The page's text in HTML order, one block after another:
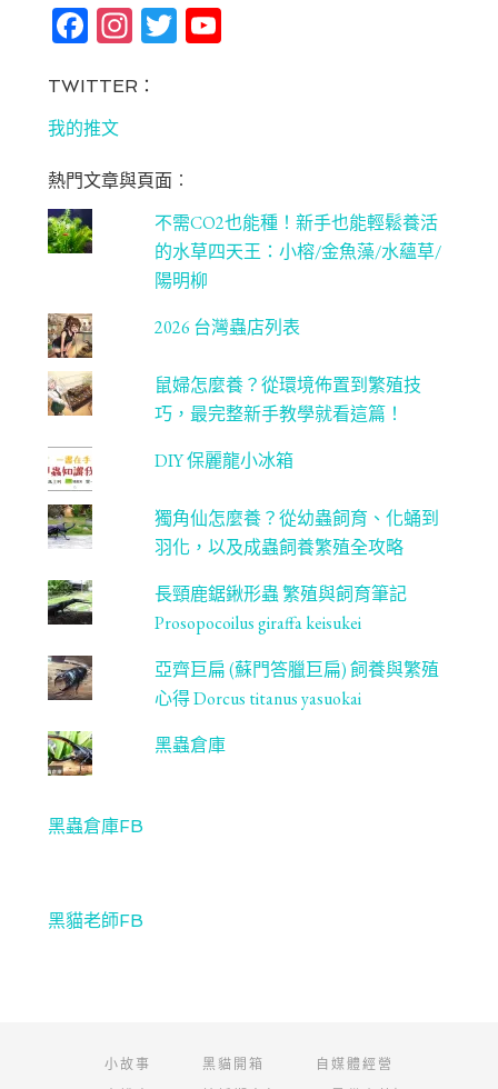
Fa
bo
ok
In
ag
m
T Yo
C
ha
n
ne
l
TWITTER：
我的推文
熱門文章與頁面︰
不需CO2也能種！新手也能輕鬆養活
的水草四天王：小榕/金魚藻/水蘊草/
陽明柳
2026 台灣蟲店列表
鼠婦怎麼養？從環境佈置到繁殖技
巧，最完整新手教學就看這篇！
DIY 保麗龍小冰箱
獨角仙怎麼養？從幼蟲飼育、化蛹到
羽化，以及成蟲飼養繁殖全攻略
長頸鹿鋸鍬形蟲 繁殖與飼育筆記
Prosopocoilus giraffa keisukei
亞齊巨扁 (蘇門答臘巨扁) 飼養與繁殖
心得 Dorcus titanus yasuokai
黑蟲倉庫
黑蟲倉庫FB
黑貓老師FB
小故事 黑貓開箱
自媒體經營